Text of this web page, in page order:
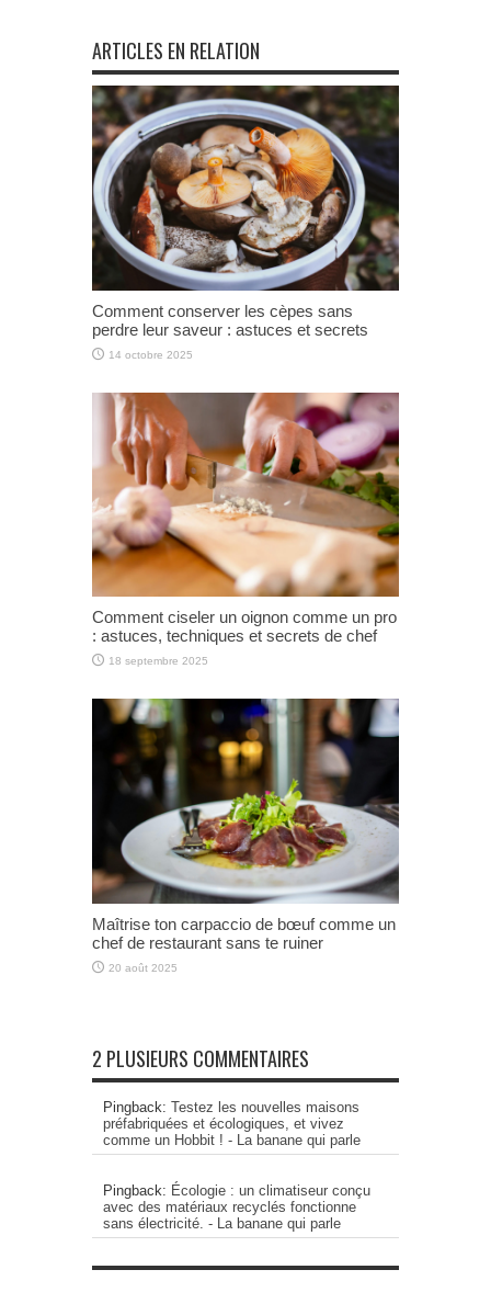
ARTICLES EN RELATION
Comment conserver les cèpes sans
perdre leur saveur : astuces et secrets
14 octobre 2025
Comment ciseler un oignon comme un pro
: astuces, techniques et secrets de chef
18 septembre 2025
Maîtrise ton carpaccio de bœuf comme un
chef de restaurant sans te ruiner
20 août 2025
2 PLUSIEURS COMMENTAIRES
Pingback: Testez les nouvelles maisons
préfabriquées et écologiques, et vivez
comme un Hobbit ! - La banane qui parle
Pingback: Écologie : un climatiseur conçu
avec des matériaux recyclés fonctionne
sans électricité. - La banane qui parle